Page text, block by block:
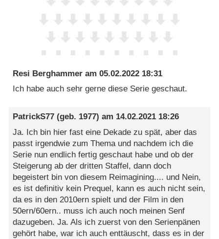
Resi Berghammeram05.02.2022 18:31
Ich habe auch sehr gerne diese Serie geschaut.
PatrickS77 (geb. 1977) am 14.02.2021 18:26
Ja. Ich bin hier fast eine Dekade zu spät, aber das
passt irgendwie zum Thema und nachdem ich die
Serie nun endlich fertig geschaut habe und ob der
Steigerung ab der dritten Staffel, dann doch
begeistert bin von diesem Reimagining.... und Nein,
es ist definitiv kein Prequel, kann es auch nicht sein,
da es in den 2010ern spielt und der Film in den
50ern/60ern.. muss ich auch noch meinen Senf
dazugeben. Ja. Als ich zuerst von den Serienpänen
gehört habe, war ich auch enttäuscht, dass es in der